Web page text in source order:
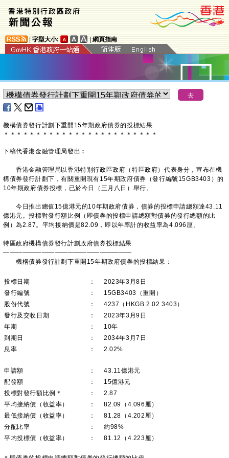
字型大小: 網頁指南
機構債券發行計劃下重開15年期政府債券的投標結果
＊ ＊ ＊ ＊ ＊ ＊ ＊ ＊ ＊ ＊ ＊ ＊ ＊ ＊ ＊ ＊ ＊ ＊ ＊ ＊ ＊ ＊ ＊ ＊
下稿代香港金融管理局發出︰
香港金融管理局以香港特別行政區政府（特區政府）代表身分，宣布在機
構債券發行計劃下，有關重開現有15年期政府債券（發行編號15GB3403）的
10年期政府債券投標，已於今日（三月八日）舉行。
今日推出總值15億港元的10年期政府債券，債券的投標申請總額達43.11
億港元。投標對發行額比例（即債券的投標申請總額對債券的發行總額的比
例）為2.87。平均接納價是82.09，即以年率計的收益率為4.096厘。
特區政府機構債券發行計劃政府債券投標結果
————————————————————
機構債券發行計劃下重開15年期政府債券的投標結果：
投標日期 ：
2023年3月8日
發行編號
：
15GB3403（重開）
股份代號
：
4237（HKGB 2.02 3403）
發行及交收日期
：
2023年3月9日
年期
：
10年
到期日
：
2034年3月7日
息率
： 2.02%
申請額 ：
43.11億港元
配發額
：
15億港元
投標對發行額比例＊
：
2.87
平均接納價（收益率）
：
82.09（4.096厘）
最低接納價（收益率）
：
81.28（4.202厘）
分配比率
：
約98%
平均投標價（收益率）
： 81.12（4.223厘）